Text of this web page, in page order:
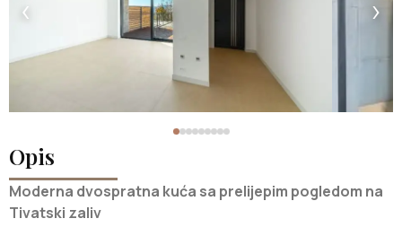
‹ ›
Opis
Moderna dvospratna kuća sa prelijepim pogledom na
Tivatski zaliv